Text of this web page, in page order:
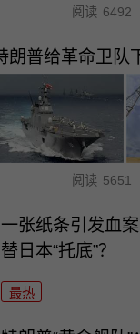
阅读 6492
普给革命卫队
阅读 5651
一张纸条引发血
替日本“托底”？
最热